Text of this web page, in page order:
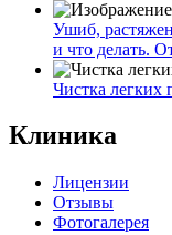
Ушиб,
и что делать.
Чистка легких
Клиника
Лицензии
Отзывы
Фотогалерея